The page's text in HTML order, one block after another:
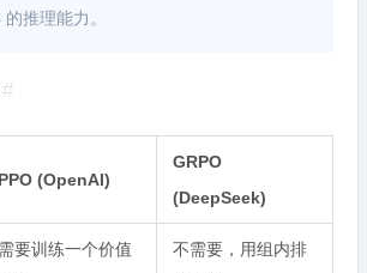
推理能力。
#
PPO (OpenAI)
GRPO
(DeepSeek)
需要训练一个价值
不需要，用组内排